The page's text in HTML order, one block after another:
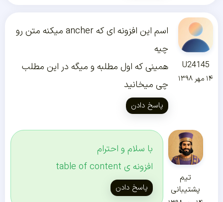
U24145
۱۴ مهر ۱۳۹۸
اسم این افزونه ای که ancher میکنه متن رو
چیه
همینی که اول مطلبه و میگه در این مطلب
چی میخانید
پاسخ دادن
تیم
پشتیبانی
با سلام و احترام
افزونه ی table of content
پاسخ دادن